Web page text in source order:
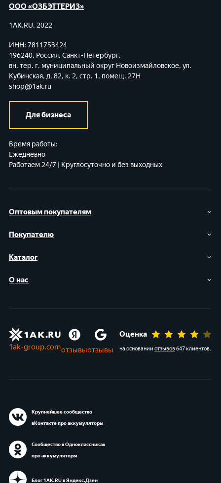
Оптовым покупателям
Покупателю
Каталог
О нас
ООО «ОЗБЭТТЕРИЗ»
1AK.RU, 2022
ИНН: 7811753424
196240, Россия, Санкт-Петербург,
вн. тер. г. муниципальный округ Новоизмайловское, ул.
Кубинская, д. 82, к. 2, стр. 1, помещ. 27Н
shop@1ak.ru
Для бизнеса
Время работы:
Ежедневно
Работаем 24/7 | Круглосуточно и без выходных
1ak-group.comотзывыотзывы
Оценка
на основании отзывов647 клиентов.
Крупнейшее сообщество
вКонтакте про аккумуляторы
Сообщество в Одноклассниках
про аккумуляторы
Блог 1АК.RU в Яндекс.Дзен